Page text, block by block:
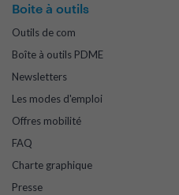
Boite à outils
Outils de com
Boîte à outils PDME
Newsletters
Les modes d'emploi
Offres mobilité
FAQ
Charte graphique
Presse